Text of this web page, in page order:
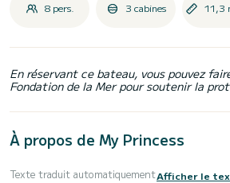
8 pers. 3 cabines 11,3
En réservant ce bateau, vous pouvez
Fondation de la Mer pour soutenir la
À propos de My Princess
Texte traduit automatiquementAfficher le